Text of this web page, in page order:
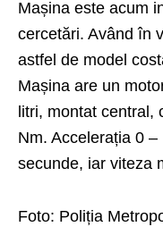
Mașina este acum
cercetări. Având în
astfel de model
Mașina are un
litri, montat central,
Nm. Accelerația 0
secunde, iar viteza
Foto: Poliția